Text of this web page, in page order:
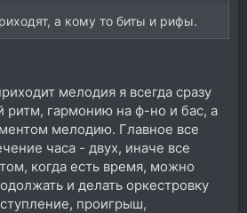
а кому то биты и рифы.
мелодия я всегда сразу
ритм, гармонию на ф-но и бас, а
мелодию. Главное все
часа - двух, иначе все
когда есть время, можно
и делать оркестровку
проигрыш,